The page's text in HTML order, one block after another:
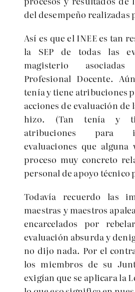
del desempeño realizadas
Así es que el INEE es tan
la SEP de todas las
magisterio
Profesional Docente.
tenía y tiene atribuciones
acciones de evaluación de
hizo. (Tan tenía y
atribuciones para
evaluaciones que
proceso muy concreto
personal de apoyo técnico
Todavía recuerdo las
maestras y maestros
encarcelados por
evaluación absurda y
no dijo nada. Por el
los miembros de su
exigían que se aplicara la